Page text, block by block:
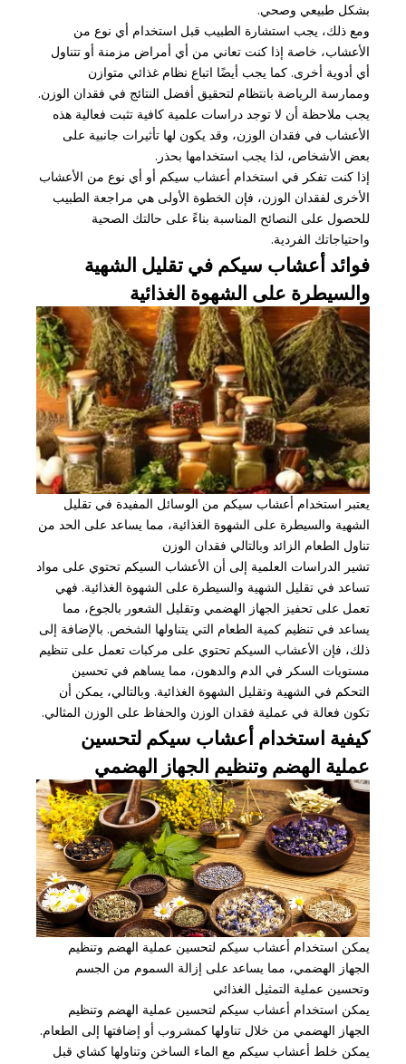
بشكل طبيعي وصحي.
ومع ذلك، يجب استشارة الطبيب قبل استخدام أي نوع من
الأعشاب، خاصة إذا كنت تعاني من أي أمراض مزمنة أو تتناول
أي أدوية أخرى. كما يجب أيضًا اتباع نظام غذائي متوازن
وممارسة الرياضة بانتظام لتحقيق أفضل النتائج في فقدان الوزن.
يجب ملاحظة أن لا توجد دراسات علمية كافية تثبت فعالية هذه
الأعشاب في فقدان الوزن، وقد يكون لها تأثيرات جانبية على
بعض الأشخاص، لذا يجب استخدامها بحذر.
إذا كنت تفكر في استخدام أعشاب سيكم أو أي نوع من الأعشاب
الأخرى لفقدان الوزن، فإن الخطوة الأولى هي مراجعة الطبيب
للحصول على النصائح المناسبة بناءً على حالتك الصحية
واحتياجاتك الفردية.
فوائد أعشاب سيكم في تقليل الشهية
والسيطرة على الشهوة الغذائية
يعتبر استخدام أعشاب سيكم من الوسائل المفيدة في تقليل
الشهية والسيطرة على الشهوة الغذائية، مما يساعد على الحد من
تناول الطعام الزائد وبالتالي فقدان الوزن
تشير الدراسات العلمية إلى أن الأعشاب السيكم تحتوي على مواد
تساعد في تقليل الشهية والسيطرة على الشهوة الغذائية. فهي
تعمل على تحفيز الجهاز الهضمي وتقليل الشعور بالجوع، مما
يساعد في تنظيم كمية الطعام التي يتناولها الشخص. بالإضافة إلى
ذلك، فإن الأعشاب السيكم تحتوي على مركبات تعمل على تنظيم
مستويات السكر في الدم والدهون، مما يساهم في تحسين
التحكم في الشهية وتقليل الشهوة الغذائية. وبالتالي، يمكن أن
تكون فعالة في عملية فقدان الوزن والحفاظ على الوزن المثالي.
كيفية استخدام أعشاب سيكم لتحسين
عملية الهضم وتنظيم الجهاز الهضمي
يمكن استخدام أعشاب سيكم لتحسين عملية الهضم وتنظيم
الجهاز الهضمي، مما يساعد على إزالة السموم من الجسم
وتحسين عملية التمثيل الغذائي
يمكن استخدام أعشاب سيكم لتحسين عملية الهضم وتنظيم
الجهاز الهضمي من خلال تناولها كمشروب أو إضافتها إلى الطعام.
يمكن خلط أعشاب سيكم مع الماء الساخن وتناولها كشاي قبل